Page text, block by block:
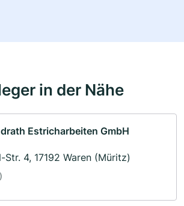
in der Nähe
Estricharbeiten GmbH
4, 17192 Waren (Müritz)